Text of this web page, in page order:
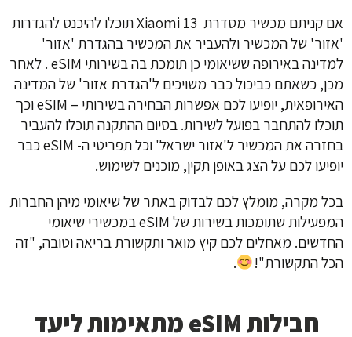
אם קניתם מכשיר מסדרת Xiaomi 13 תוכלו להיכנס להגדרות
'אזור' של המכשיר ולהעביר את המכשיר בהגדרת 'אזור'
למדינה באירופה ששיאומי כן תומכת בה בשירותי eSIM . לאחר
מכן, כשאתם כביכול כבר משויכים ל'הגדרת אזור' של המדינה
האירופאית, יופיעו לכם אפשרות הבחירה בשירותי – eSIM וכך
תוכלו להתחבר בפועל לשירות. בסיום ההתקנה תוכלו להעביר
בחזרה את המכשיר ל'אזור ישראל' וכל תפריטי ה- eSIM כבר
יופיעו לכם על הצג באופן תקין, מוכנים לשימוש.
בכל מקרה, מומלץ לכם לבדוק באתר של שיאומי מיהן החברות
המפעילות שתומכות בשירות של eSIM במכשירי שיאומי
החדשים. מאחלים לכם קיץ מואר ותקשורת בריאה וטובה, "זה
הכל התקשורת"!
.
חבילות eSIM מתאימות ליעד